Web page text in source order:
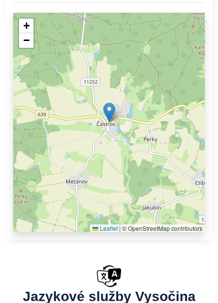
+
−
Leaflet | © OpenStreetMap contributors
Jazykové služby Vysočina